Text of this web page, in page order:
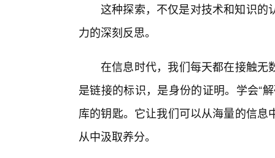
这种探索，不仅是对技术和知识的
力的深刻反思。
在信息时代，我们每天都在接触无
是链接的标识，是身份的证明。学会“
库的钥匙。它让我们可以从海量的信
从中汲取养分。